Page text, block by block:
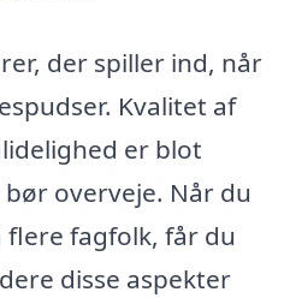
der spiller ind, når
Kvalitet af
er blot
overveje. Når du
fagfolk, får du
disse aspekter